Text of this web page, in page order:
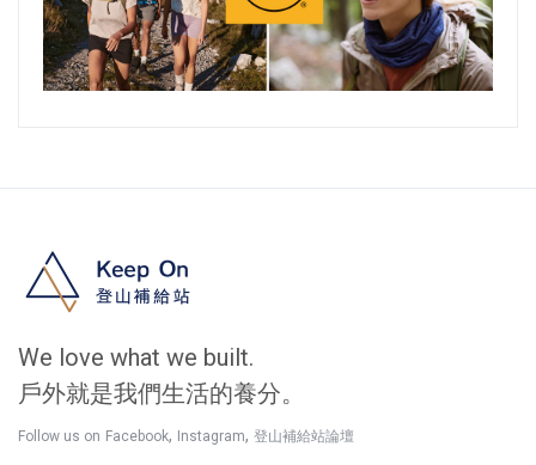
We love what we built.
戶外就是我們生活的養分。
Follow us on Facebook, Instagram, 登山補給站論壇